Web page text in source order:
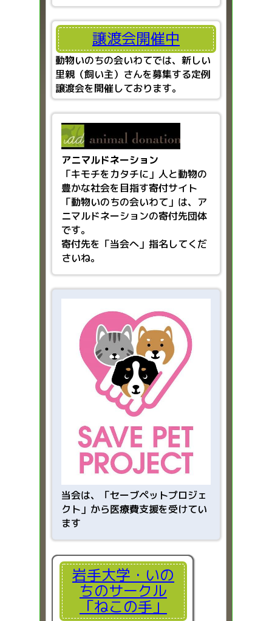
譲渡会開催中
動物いのちの会いわてでは、新しい
里親（飼い主）さんを募集する定例
譲渡会を開催しております。
アニマルドネーション
「キモチをカタチに」人と動物の
豊かな社会を目指す寄付サイト
「動物いのちの会いわて」は、ア
ニマルドネーションの寄付先団体
です。
寄付先を「当会へ」指名してくだ
さいね。
当会は、「セーブペットプロジェ
クト」から医療費支援を受けてい
ます
岩手大学・いの
ちのサークル
「ねこの手」